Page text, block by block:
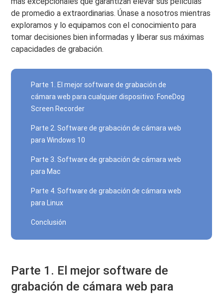
de promedio a extraordinarias. Únase a nosotros mientras
exploramos y lo equipamos con el conocimiento para
tomar decisiones bien informadas y liberar sus máximas
capacidades de grabación.
Parte 1. El mejor software de grabación de
cámara web para cualquier dispositivo: FoneDog
Screen Recorder
Parte 2. Software de grabación de cámara web
para Windows 10
Parte 3. Software de grabación de cámara web
para Mac
Parte 4. Software de grabación de cámara web
para Linux
Conclusión
Parte 1. El mejor software de
grabación de cámara web para